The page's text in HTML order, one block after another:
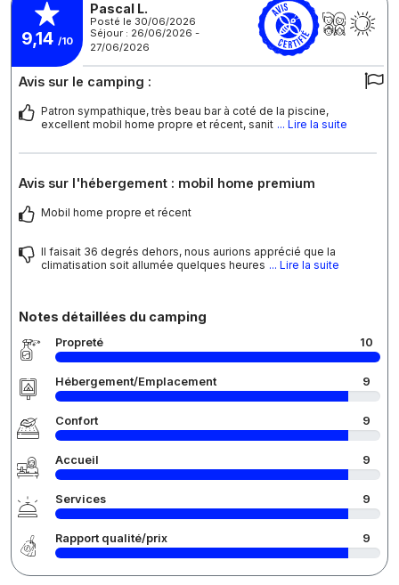
9,14 /10
Pascal L.
Posté le 30/06/2026
Séjour : 26/06/2026 -
27/06/2026
Avis sur le camping :
Patron sympathique, très beau bar à coté de la piscine,
excellent mobil home propre et récent, sanit ... Lire la suite
Avis sur l'hébergement : mobil home premium
Mobil home propre et récent
Il faisait 36 degrés dehors, nous aurions apprécié que la
climatisation soit allumée quelques heures ... Lire la suite
Notes détaillées du camping
Propreté 10
Hébergement/Emplacement 9
Confort 9
Accueil 9
Services 9
Rapport qualité/prix 9